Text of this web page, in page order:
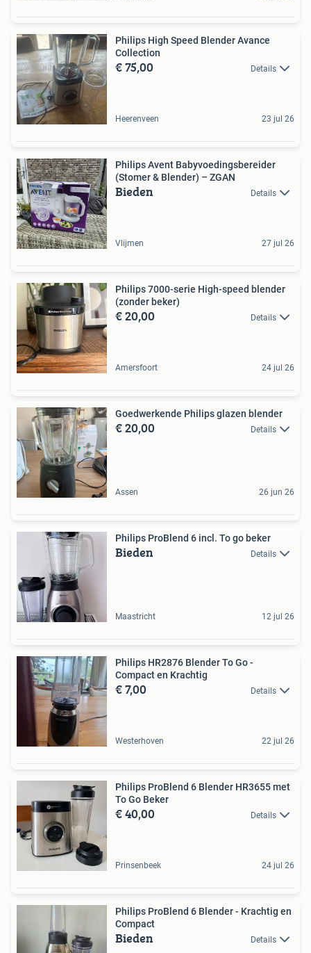
Philips High Speed Blender Avance
Collection
€ 75,00 Details
Heerenveen 23 jul 26
Philips Avent Babyvoedingsbereider
(Stomer & Blender) – ZGAN
Bieden Details
Vlijmen 27 jul 26
Philips 7000-serie High-speed blender
(zonder beker)
€ 20,00 Details
Amersfoort 24 jul 26
Goedwerkende Philips glazen blender
€ 20,00 Details
Assen 26 jun 26
Philips ProBlend 6 incl. To go beker
Bieden Details
Maastricht 12 jul 26
Philips HR2876 Blender To Go -
Compact en Krachtig
€ 7,00 Details
Westerhoven 22 jul 26
Philips ProBlend 6 Blender HR3655 met
To Go Beker
€ 40,00 Details
Prinsenbeek 24 jul 26
Philips ProBlend 6 Blender - Krachtig en
Compact
Bieden Details